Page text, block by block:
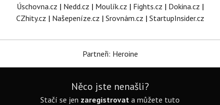
Úschovna.cz | Nedd.cz | Moulík.cz | Fights.cz | Dokina.cz |
CZhity.cz | Našepeníze.cz | Srovnám.cz | StartupInsider.cz
Partneři: Heroine
Něco jste nenašli?
Stačí se jen zaregistrovat a můžete tuto